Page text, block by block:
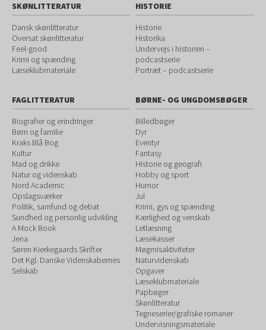
SKØNLITTERATUR
Dansk skønlitteratur
Oversat skønlitteratur
Feel-good
Krimi og spænding
Læseklubmateriale
HISTORIE
Historie
Historika
Undervejs i historien –
podcastserie
Portræt – podcastserie
FAGLITTERATUR
Biografier og erindringer
Børn og familie
Kraks Blå Bog
Kultur
Mad og drikke
Natur og videnskab
Nord Academic
Opslagsværker
Politik, samfund og debat
Sundhed og personlig udvikling
A Mock Book
Jena
Søren Kierkegaards Skrifter
Det Kgl. Danske Videnskabernes
Selskab
BØRNE- OG UNGDOMSBØGER
Billedbøger
Dyr
Eventyr
Fantasy
Historie og geografi
Hobby og sport
Humor
Jul
Krimi, gys og spænding
Kærlighed og venskab
Letlæsning
Læsekasser
Møgmisaktiviteter
Naturvidenskab
Opgaver
Læseklubmateriale
Papbøger
Skønlitteratur
Tegneserier/grafiske romaner
Undervisningsmateriale